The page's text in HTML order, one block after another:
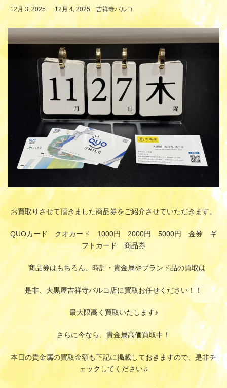
12月 3, 2025
最
更
新
日
時
:
12月 4, 2025 吉祥寺パルコ
お買取りさせて頂きました商品券をご紹介させていただきます。
QUOカード クオカード 1000円 2000円 5000円 金券 ギ
フトカード 商品券
商品券はもちろん、時計・貴金属やブランド品の買取は
是非、大黒屋吉祥寺パルコ店に買取お任せください！！
最大限高く買取いたします♪
さらに今なら、貴金属高価買取中！
本日の貴金属の買取金額も下記に掲載しておきますので、是非チ
ェックしてください♫